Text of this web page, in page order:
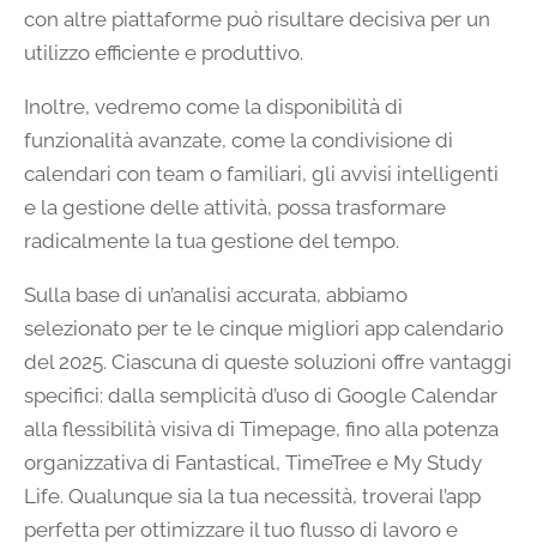
con altre piattaforme può risultare decisiva per un
utilizzo efficiente e produttivo.
Inoltre, vedremo come la disponibilità di
funzionalità avanzate, come la condivisione di
calendari con team o familiari, gli avvisi intelligenti
e la gestione delle attività, possa trasformare
radicalmente la tua gestione del tempo.
Sulla base di un’analisi accurata, abbiamo
selezionato per te le cinque migliori app calendario
del 2025. Ciascuna di queste soluzioni offre vantaggi
specifici: dalla semplicità d’uso di Google Calendar
alla flessibilità visiva di Timepage, fino alla potenza
organizzativa di Fantastical, TimeTree e My Study
Life. Qualunque sia la tua necessità, troverai l’app
perfetta per ottimizzare il tuo flusso di lavoro e